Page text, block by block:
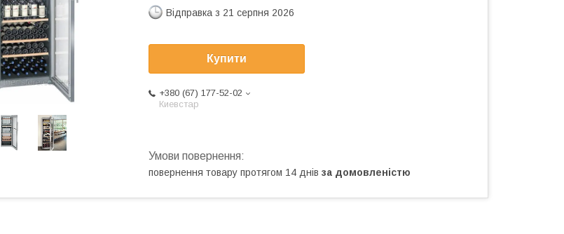
Відправка з 21 серпня 2026
Купити
+380 (67) 177-52-02
Киевстар
повернення товару протягом 14 днів за домовленістю